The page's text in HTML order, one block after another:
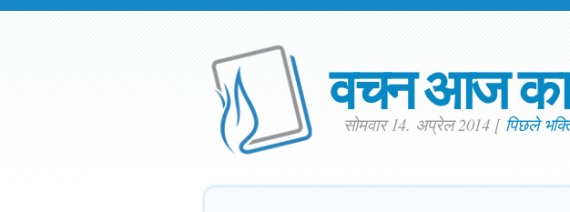
वचन आज का
सोमवार 14. अप्रेल 2014 [ पिछले